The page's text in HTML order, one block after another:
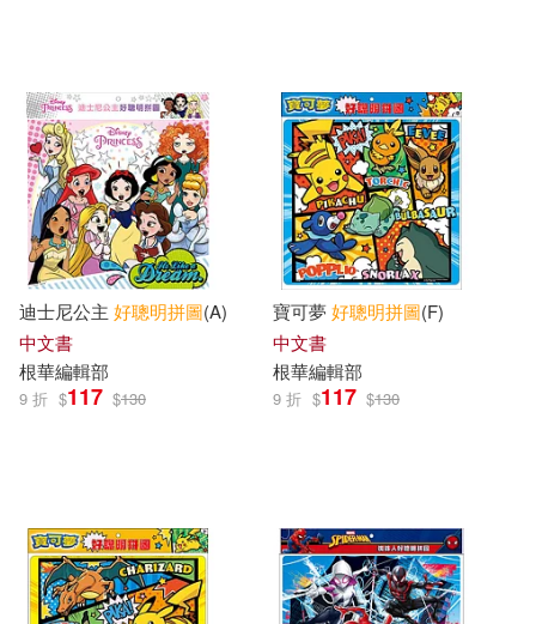
迪士尼公主 好聰明拼圖(A)
中文書
根華編輯部
9 折 $117 $130
寶可夢好聰明拼圖(F)
中文書
根華編輯部
9 折 $117 $130